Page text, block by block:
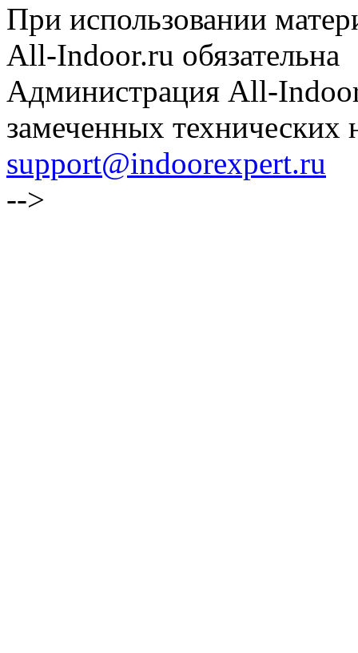
При использовании
All-Indoor.ru обязательна
Администрация All-
замеченных технических
support@indoorexpert.ru
-->